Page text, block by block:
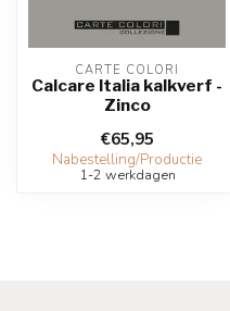
CARTE COLORI
Calcare Italia kalkverf -
Zinco
€65,95
Nabestelling/Productie
1-2 werkdagen